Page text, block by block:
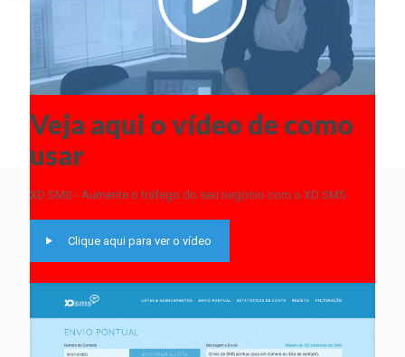
Veja aqui o vídeo de como
usar
XD SMS - Aumente o tráfego do seu negócio com o XD SMS
Clique aqui para ver o vídeo